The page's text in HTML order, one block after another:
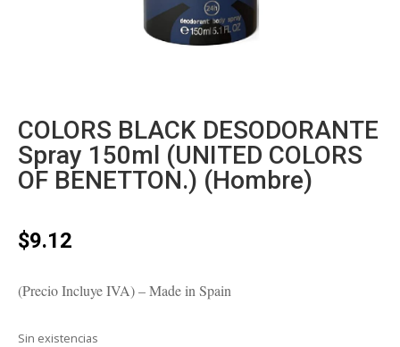
COLORS BLACK DESODORANTE
Spray 150ml (UNITED COLORS
OF BENETTON.) (Hombre)
$9.12
(Precio Incluye IVA) – Made in Spain
Sin existencias